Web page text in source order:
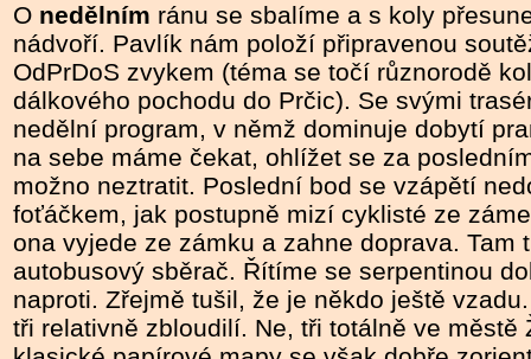
O nedělním ránu se sbalíme a s koly
nádvoří. Pavlík nám položí připravenou
OdPrDoS zvykem (téma se točí různorodě
dálkového pochodu do Prčic). Se svými
nedělní program, v němž dominuje dobytí
na sebe máme čekat, ohlížet se za
možno neztratit. Poslední bod se vzápětí
foťáčkem, jak postupně mizí cyklisté ze
ona vyjede ze zámku a zahne doprava. Tam
autobusový sběrač. Řítíme se serpentinou
naproti. Zřejmě tušil, že je někdo ještě
tři relativně zbloudilí. Ne, tři totálně ve městě